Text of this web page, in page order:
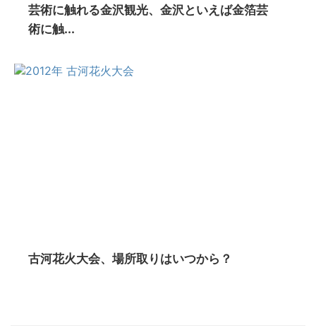
芸術に触れる金沢観光、金沢といえば金箔芸
術に触...
古河花火大会、場所取りはいつから？